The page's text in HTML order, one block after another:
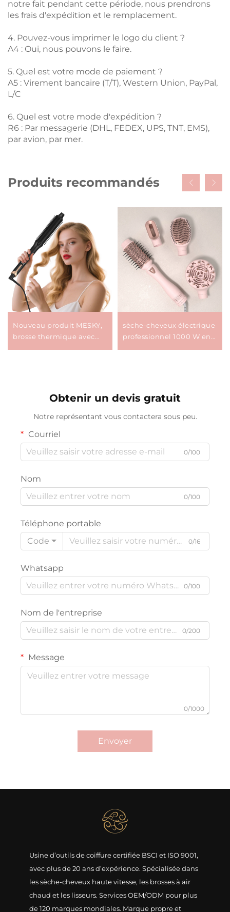
notre fait pendant cette période, nous prendrons
les frais d'expédition et le remplacement.
4. Pouvez-vous imprimer le logo du client ?
A4 : Oui, nous pouvons le faire.
5. Quel est votre mode de paiement ?
A5 : Virement bancaire (T/T), Western Union, PayPal,
L/C
6. Quel est votre mode d'expédition ?
R6 : Par messagerie (DHL, FEDEX, UPS, TNT, EMS),
par avion, par mer.
Produits recommandés
Nouveau produit MESKY,
brosse thermique avec
sèche-cheveux électrique
professionnel 1000 W en
Obtenir un devis gratuit
Notre représentant vous contactera sous peu.
Courriel
0/100
Nom
0/100
Téléphone portable
Code
0/16
Whatsapp
0/100
Nom de l'entreprise
0/200
Message
0/1000
Envoyer
Usine d’outils de coiffure certifiée BSCI et ISO 9001,
avec plus de 20 ans d’expérience. Spécialisée dans
les sèche-cheveux haute vitesse, les brosses à air
chaud et les lisseurs. Services OEM/ODM pour plus
de 120 marques mondiales. Marque propre et